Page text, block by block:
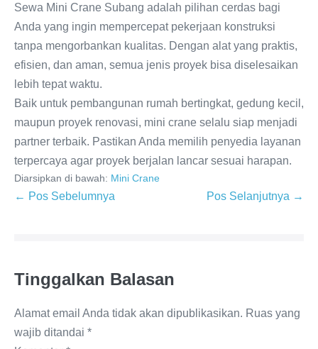
Sewa Mini Crane Subang adalah pilihan cerdas bagi
Anda yang ingin mempercepat pekerjaan konstruksi
tanpa mengorbankan kualitas. Dengan alat yang praktis,
efisien, dan aman, semua jenis proyek bisa diselesaikan
lebih tepat waktu.
Baik untuk pembangunan rumah bertingkat, gedung kecil,
maupun proyek renovasi, mini crane selalu siap menjadi
partner terbaik. Pastikan Anda memilih penyedia layanan
terpercaya agar proyek berjalan lancar sesuai harapan.
Diarsipkan di bawah: Mini Crane
← Pos Sebelumnya Pos Selanjutnya →
Tinggalkan Balasan
Alamat email Anda tidak akan dipublikasikan. Ruas yang
wajib ditandai *